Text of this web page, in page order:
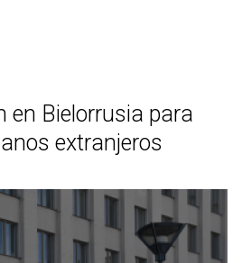
en Bielorrusia para
extranjeros